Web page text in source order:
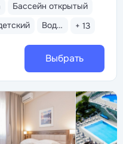
Бассейн открытый
Водные горки + 13
Выбрать